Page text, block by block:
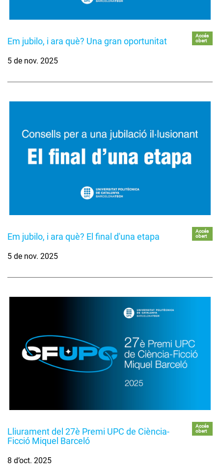
Em jubilo, i ara què? Una gran oportunitat
Accés
obert
5 de nov. 2025
Em jubilo, i ara què? El final d'una etapa
Accés
obert
5 de nov. 2025
Lliurament del 27è Premi UPC de Ciència-
Ficció Miquel Barceló
Accés
obert
8 d’oct. 2025